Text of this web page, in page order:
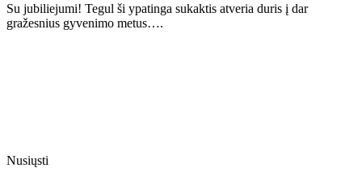
Su jubiliejumi! Tegul ši ypatinga sukaktis atveria duris į dar
gražesnius gyvenimo metus….
Nusiųsti